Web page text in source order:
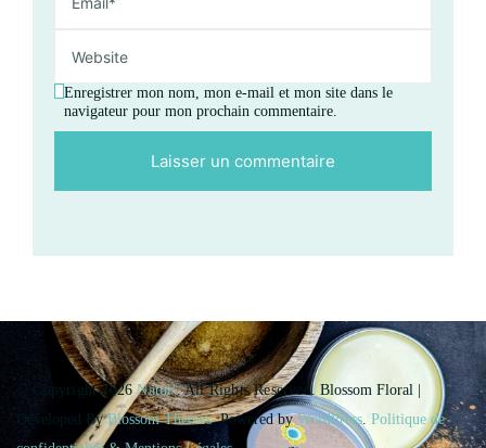
Enregistrer mon nom, mon e-mail et mon site dans le
navigateur pour mon prochain commentaire.
© Copyright 2026Natur'. All Rights Reserved.Blossom Floral |
Developed ByBlossom Themes. Powered byWordPress. Politique de